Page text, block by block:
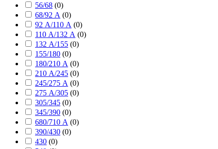
56/68 (0)
68/92 А (0)
92 А/110 А (0)
110 А/132 А (0)
132 А/155 (0)
155/180 (0)
180/210 А (0)
210 А/245 (0)
245/275 А (0)
275 А/305 (0)
305/345 (0)
345/390 (0)
680/710 А (0)
390/430 (0)
430 (0)